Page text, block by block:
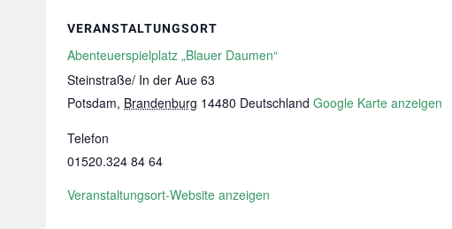
VERANSTALTUNGSORT
Abenteuerspielplatz „Blauer Daumen“
Steinstraße/ In der Aue 63
Potsdam, Brandenburg 14480 Deutschland Google Karte anzeigen
Telefon
01520.324 84 64
Veranstaltungsort-Website anzeigen